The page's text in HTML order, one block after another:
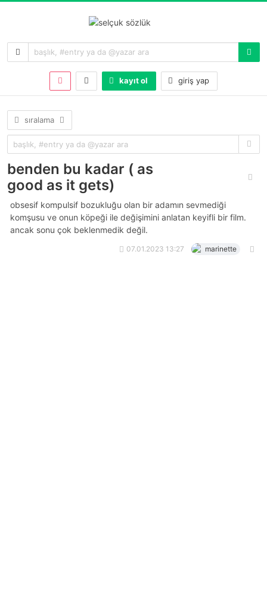
kayıt ol giriş yap
sıralama
benden bu kadar ( as
good as it gets)
obsesif kompulsif bozukluğu olan bir adamın sevmediği
komşusu ve onun köpeği ile değişimini anlatan keyifli bir film.
ancak sonu çok beklenmedik değil.
07.01.2023 13:27 marinette